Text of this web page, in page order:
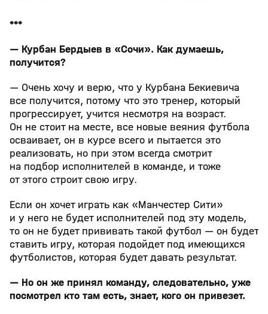
***
— Курбан Бердыев в «Сочи». Как думаешь,
получится?
— Очень хочу и верю, что у Курбана Бекиевича
все получится, потому что это тренер, который
прогрессирует, учится несмотря на возраст.
Он не стоит на месте, все новые веяния футбола
осваивает, он в курсе всего и пытается это
реализовать, но при этом всегда смотрит
на подбор исполнителей в команде, и тоже
от этого строит свою игру.
Если он хочет играть как «Манчестер Сити»
и у него не будет исполнителей под эту модель,
то он не будет прививать такой футбол — он будет
ставить игру, которая подойдет под имеющихся
футболистов, которая будет давать результат.
— Но он же принял команду, следовательно, уже
посмотрел кто там есть, знает, кого он привезет.